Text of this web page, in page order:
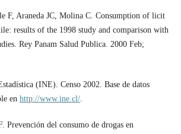
F, Araneda JC, Molina C. Consumption of licit
results of the 1998 study and comparison with
Rey Panam Salud Publica. 2000 Feb;
(INE). Censo 2002. Base de datos
en http://www.ine.cl/.
Prevención del consumo de drogas en